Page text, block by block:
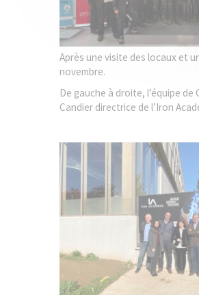
Après une visite des locaux et
novembre.
De gauche à droite, l’équipe
Candier directrice de l’Iron